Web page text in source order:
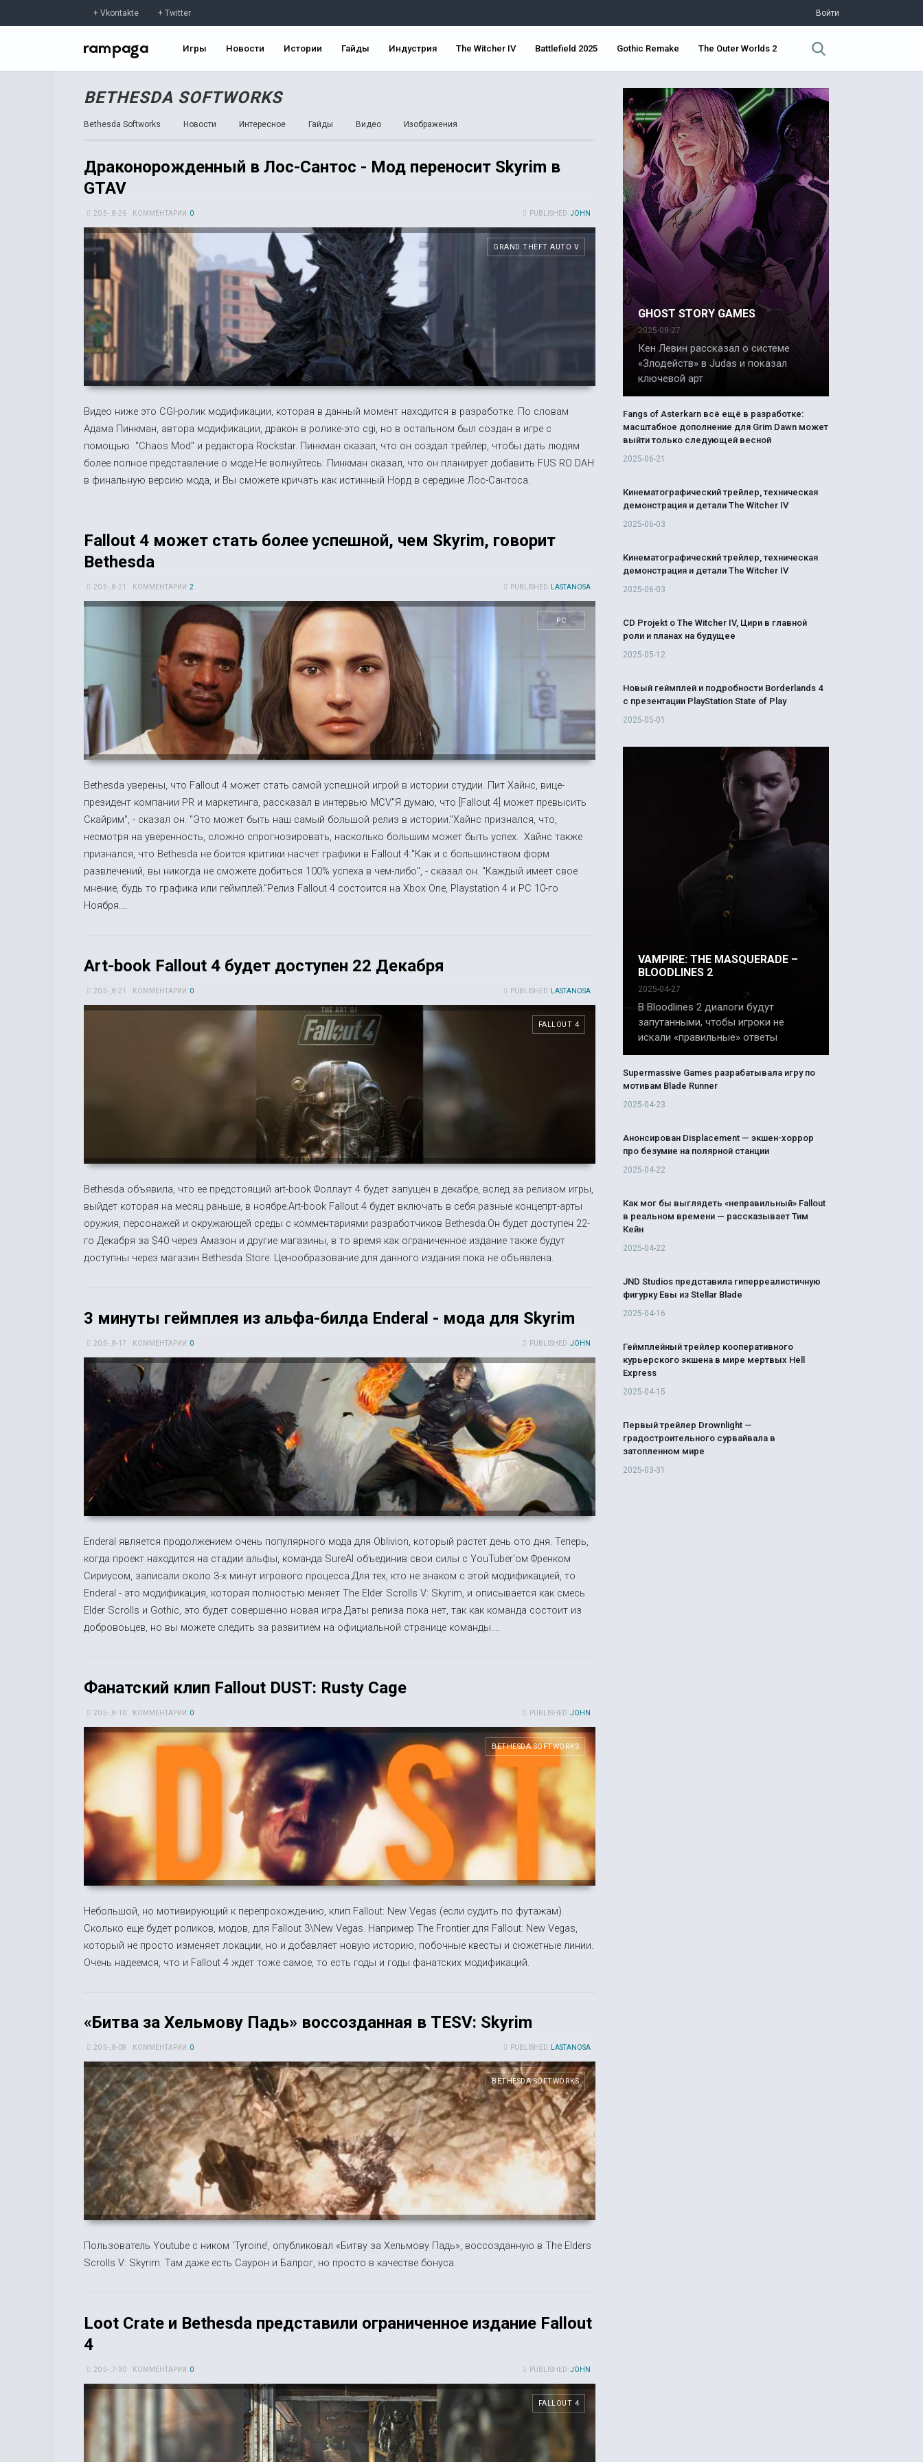
Vkontakte Twitter Войти
Игры Новости Истории Гайды Индустрия The Witcher IV Battlefield 2025 Gothic Remake The Outer Worlds 2
BETHESDA SOFTWORKS
Bethesda Softworks Новости Интересное Гайды Видео Изображения
Драконорожденный в Лос-Сантос - Мод переносит Skyrim в
GTAV
PUBLISHED:JOHN
20 5-, 8-26 КОММЕНТАРИИ: 0
GRAND THEFT AUTO V
Видео ниже это CGI-ролик модификации, которая в данный момент находится в разработке. По словам
Адама Пинкман, автора модификации, дракон в ролике-это cgi, но в остальном был создан в игре с
помощью "Chaos Mod" и редактора Rockstar. Пинкман сказал, что он создал трейлер, чтобы дать людям
более полное представление о моде.Не волнуйтесь: Пинкман сказал, что он планирует добавить FUS RO DAH
в финальную версию мода, и Вы сможете кричать как истинный Норд в середине Лос-Сантоса.
Fallout 4 может стать более успешной, чем Skyrim, говорит
Bethesda
PUBLISHED: LASTANOSA
20 5-, 8-21 КОММЕНТАРИИ:2
PC
Bethesda уверены, что Fallout 4 может стать самой успешной игрой в истории студии. Пит Хайнс, вице-
президент компании PR и маркетинга, рассказал в интервью MCV."Я думаю, что [Fallout 4] может превысить
Скайрим", - сказал он. "Это может быть наш самый большой релиз в истории."Хайнс признался, что,
несмотря на уверенность, сложно спрогнозировать, насколько большим может быть успех. Хайнс также
признался, что Bethesda не боится критики насчет графики в Fallout 4:"Как и с большинством форм
развлечений, вы никогда не сможете добиться 100% успеха в чем-либо", - сказал он. "Каждый имеет свое
мнение, будь то графика или геймплей."Релиз Fallout 4 состоится на Xbox One, Playstation 4 и PC 10-го
Ноября....
Art-book Fallout 4 будет доступен 22 Декабря
PUBLISHED: LASTANOSA
20 5-, 8-21 КОММЕНТАРИИ: 0
FALLOUT 4
Bethesda объявила, что ее предстоящий art-book Фоллаут 4 будет запущен в декабре, вслед за релизом игры,
выйдет которая на месяц раньше, в ноябре.Art-book Fallout 4 будет включать в себя разные концепрт-арты
оружия, персонажей и окружающей среды с комментариями разработчиков Bethesda.Он будет доступен 22-
го Декабря за $40 через Амазон и другие магазины, в то время как ограниченное издание также будут
доступны через магазин Bethesda Store. Ценообразование для данного издания пока не объявлена.
3 минуты геймплея из альфа-билда Enderal - мода для Skyrim
PUBLISHED:JOHN
20 5-, 8-17 КОММЕНТАРИИ: 0
PC
Enderal является продолжением очень популярного мода для Oblivion, который растет день ото дня. Теперь,
когда проект находится на стадии альфы, команда SureAI объединив свои силы с YouTuber'ом Френком
Сириусом, записали около 3-х минут игрового процесса.Для тех, кто не знаком с этой модификацией, то
Enderal - это модификация, которая полностью меняет The Elder Scrolls V: Skyrim, и описывается как смесь
Elder Scrolls и Gothic, это будет совершенно новая игра.Даты релиза пока нет, так как команда состоит из
добровоьцев, но вы можете следить за развитием на официальной странице команды....
Фанатский клип Fallout DUST: Rusty Cage
PUBLISHED:JOHN
20 5-, 8-10 КОММЕНТАРИИ: 0
BETHESDA SOFTWORKS
Небольшой, но мотивирующий к перепрохождению, клип Fallout: New Vegas (если судить по футажам).
Сколько еще будет роликов, модов, для Fallout 3\New Vegas. Например The Frontier для Fallout: New Vegas,
который не просто изменяет локации, но и добавляет новую историю, побочные квесты и сюжетные линии.
Очень надеемся, что и Fallout 4 ждет тоже самое, то есть годы и годы фанатских модификаций.
«Битва за Хельмову Падь» воссозданная в TESV: Skyrim
PUBLISHED: LASTANOSA
20 5-, 8-08 КОММЕНТАРИИ: 0
BETHESDA SOFTWORKS
Пользователь Youtube с ником ‘Tyroine’, опубликовал «Битву за Хельмову Падь», воссозданную в The Elders
Scrolls V: Skyrim. Там даже есть Саурон и Балрог, но просто в качестве бонуса.
Loot Crate и Bethesda представили ограниченное издание Fallout
4
PUBLISHED:JOHN
20 5-, 7-30 КОММЕНТАРИИ: 0
FALLOUT 4
GHOST STORY GAMES
2025-08-27
Кен Левин рассказал о системе
«Злодейств» в Judas и показал
ключевой арт
Fangs of Asterkarn всё ещё в разработке:
масштабное дополнение для Grim Dawn может
выйти только следующей весной
2025-06-21
Кинематографический трейлер, техническая
демонстрация и детали The Witcher IV
2025-06-03
Кинематографический трейлер, техническая
демонстрация и детали The Witcher IV
2025-06-03
CD Projekt о The Witcher IV, Цири в главной
роли и планах на будущее
2025-05-12
Новый геймплей и подробности Borderlands 4
с презентации PlayStation State of Play
2025-05-01
VAMPIRE: THE MASQUERADE –
BLOODLINES 2
2025-04-27
В Bloodlines 2 диалоги будут
запутанными, чтобы игроки не
искали «правильные» ответы
Supermassive Games разрабатывала игру по
мотивам Blade Runner
2025-04-23
Анонсирован Displacement — экшен-хоррор
про безумие на полярной станции
2025-04-22
Как мог бы выглядеть «неправильный» Fallout
в реальном времени — рассказывает Тим
Кейн
2025-04-22
JND Studios представила гиперреалистичную
фигурку Евы из Stellar Blade
2025-04-16
Геймплейный трейлер кооперативного
курьерского экшена в мире мертвых Hell
Express
2025-04-15
Первый трейлер Drownlight —
градостроительного сурвайвала в
затопленном мире
2025-03-31